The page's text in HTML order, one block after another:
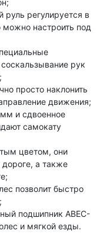
регулируется в
можно настроить под
рук
просто наклонить
движения;
и сдвоенное
самокату
цветом, они
а также
позволит быстро
подшипник ABEC-
и мягкой езды.